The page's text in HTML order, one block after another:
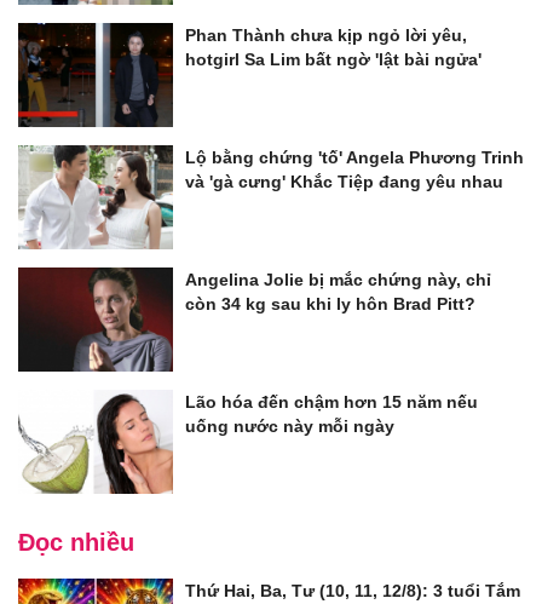
Phan Thành chưa kịp ngỏ lời yêu,
hotgirl Sa Lim bất ngờ 'lật bài ngửa'
Lộ bằng chứng 'tố' Angela Phương Trinh
và 'gà cưng' Khắc Tiệp đang yêu nhau
Angelina Jolie bị mắc chứng này, chỉ
còn 34 kg sau khi ly hôn Brad Pitt?
Lão hóa đến chậm hơn 15 năm nếu
uống nước này mỗi ngày
Đọc nhiều
Thứ Hai, Ba, Tư (10, 11, 12/8): 3 tuổi Tắm